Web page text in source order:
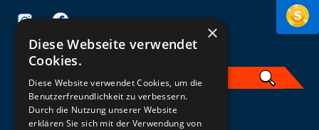
German
×
Diese Webseite verwendet
Cookies.
Diese Website verwendet Cookies, um die
Benutzerfreundlichkeit zu verbessern.
Durch die Nutzung unserer Website
erklären Sie sich mit der Verwendung von